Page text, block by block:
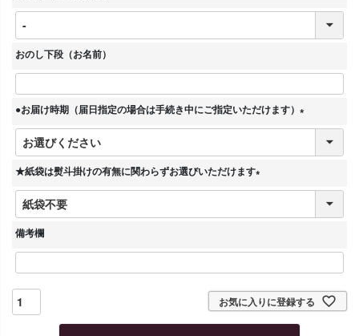
(
おのし下段（お名前）
●お届け時期（届日指定の場合は手続き中にご指定いただけます）
(
★紙袋は熨斗掛けの有無に関わらずお選びいただけます
(
備考欄
お気に入りに登録する